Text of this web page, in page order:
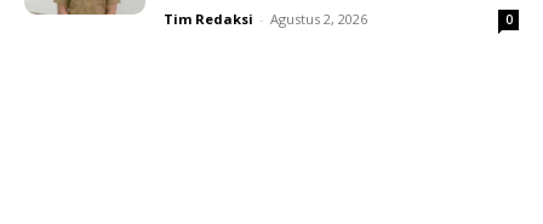
Tim Redaksi - Agustus 2, 2026 0